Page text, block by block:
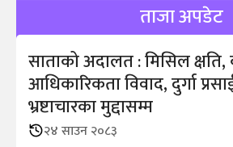
ताजा अपडेट
साताको अदालत : मिसिल क्षति,
आधिकारिकता विवाद, दुर्गा
भ्रष्टाचारका मुद्दासम्म
२४ साउन २०८३